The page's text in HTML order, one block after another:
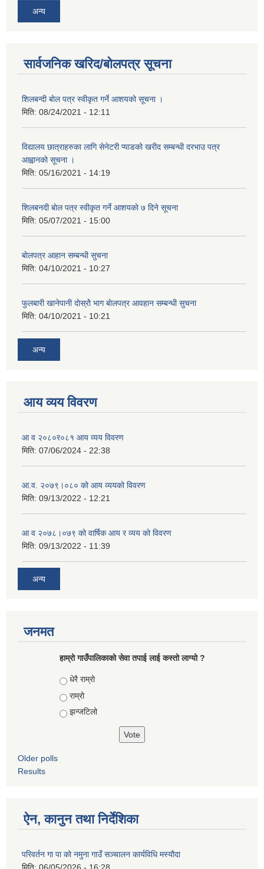
अन्य
सार्वजनिक खरिद/बोलपत्र सूचना
शिलबन्दी बाेल पत्र स्वीकृत गर्ने आशयको सूचना ।
मिति: 08/24/2021 - 12:11
विद्यालय छात्राहरुका लागि सेनेटरी प्याडको खरीद सम्बन्धी दरभाउ पत्र
आह्वानकाे सूचना ।
मिति: 05/16/2021 - 14:19
शिलबनदी बाेल पत्र स्वीकृत गर्ने आशयकाे ७ दिने सूचना
मिति: 05/07/2021 - 15:00
बाेलपत्र आहान सम्बन्धी सुचना
मिति: 04/10/2021 - 10:27
फुलबारी खानेपानी दाेस्राेे भाग बाेलपत्र आवहान सम्बन्धी सुचना
मिति: 04/10/2021 - 10:21
अन्य
आय व्यय विवरण
आ व २०८०र०८१ आय व्यय विवरण
मिति: 07/06/2024 - 22:38
आ.व. २०७९।०८० को आय व्ययको विवरण
मिति: 09/13/2022 - 12:21
आ‍ व २०७८।०७९ को वार्षिक आय र व्यय को विवरण
मिति: 09/13/2022 - 11:39
अन्य
जनमत
हाम्रो गाउँपालिकाको सेवा तपाई लाई कस्तो लाग्यो ?
Choices
धेरै राम्रो
राम्रो
झन्जटिलो
Older polls
Results
ऐन, कानुन तथा निर्देशिका
परिवर्तन गा पा को नमुना गाउँ सञ्चालन कार्यविधि मस्यौदा